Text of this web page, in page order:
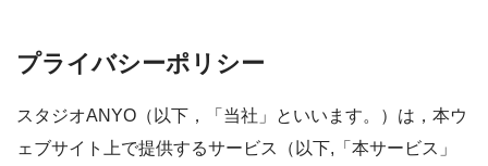
プライバシーポリシー
スタジオANYO（以下，「当社」といいます。）は，本ウ
ェブサイト上で提供するサービス（以下,「本サービス」